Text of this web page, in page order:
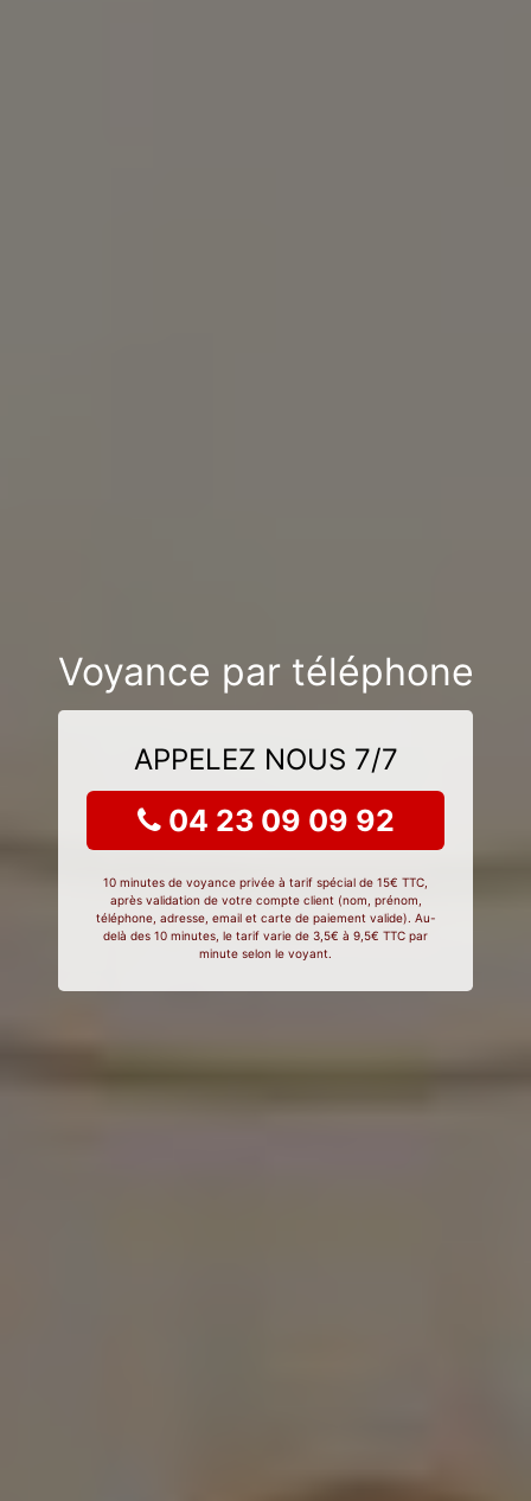
Voyance par téléphone
APPELEZ NOUS 7/7
04 23 09 09 92
10 minutes de voyance privée à tarif spécial de 15€ TTC,
après validation de votre compte client (nom, prénom,
téléphone, adresse, email et carte de paiement valide). Au-
delà des 10 minutes, le tarif varie de 3,5€ à 9,5€ TTC par
minute selon le voyant.